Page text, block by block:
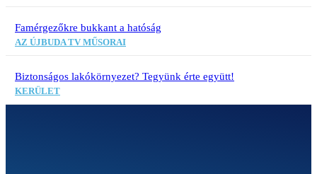
Famérgezőkre bukkant a hatóság
AZ ÚJBUDA TV MŰSORAI
Biztonságos lakókörnyezet? Tegyünk érte együtt!
KERÜLET